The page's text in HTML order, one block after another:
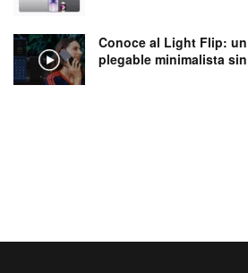
Conoce al Light Flip:
plegable minimalista